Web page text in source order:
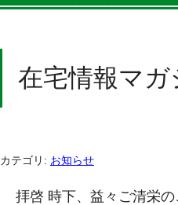
在宅情報マ
カテゴリ: お知らせ
拝啓 時下、益々ご清栄